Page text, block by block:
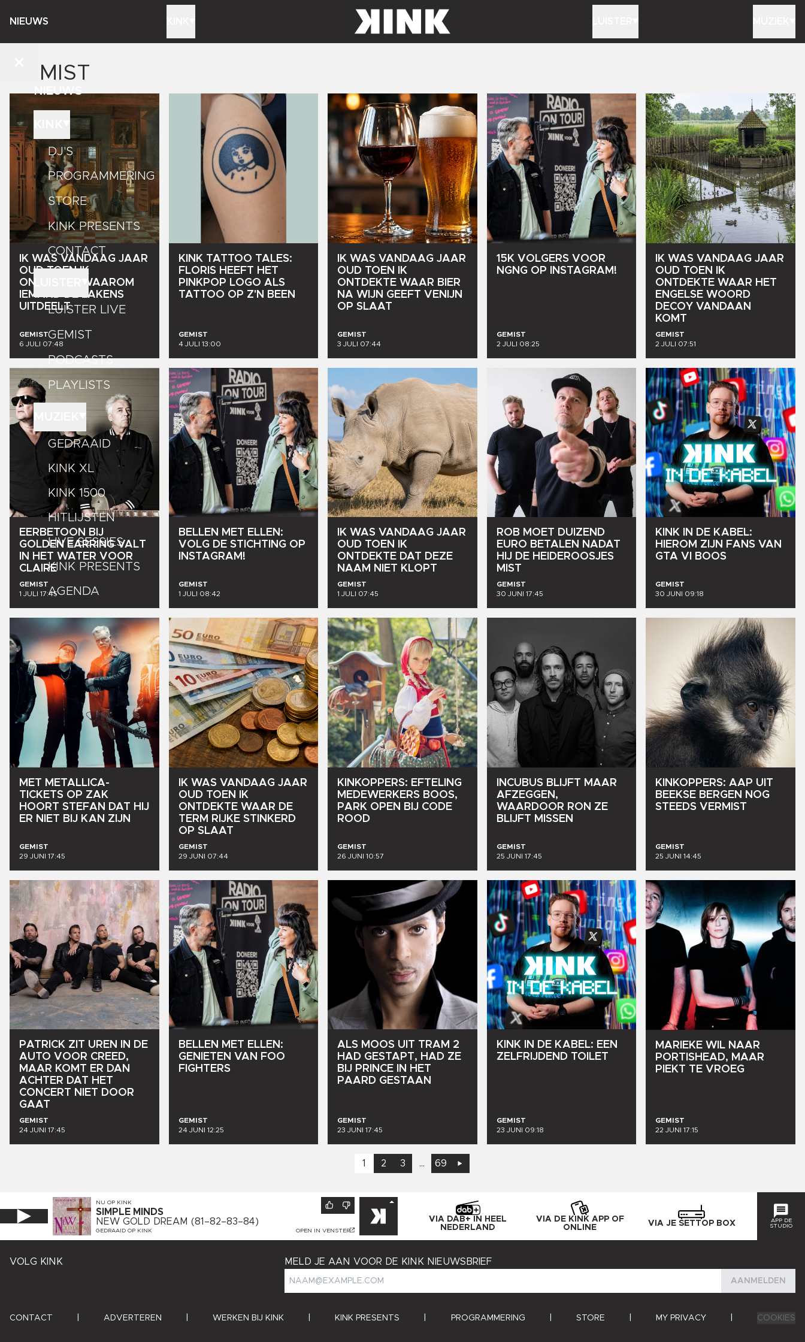
NIEUWS
NIEUWS
DJ'S
PROGRAMMERING
STORE
KINK PRESENTS
CONTACT
LUISTER LIVE
GEMIST
PODCASTS
PLAYLISTS
GEDRAAID
KINK XL
KINK 1500
HITLIJSTEN
LIVE SESSIES
KINK PRESENTS
AGENDA
GEMIST
IK WAS VANDAAG JAAR
OUD TOEN IK
ONTDEKTE
WAAROM
IEMAND
LAKENS
UITDEELT
GEMIST
6 JULI 07:48
KINK TATTOO TALES:
FLORIS HEEFT HET
PINKPOP LOGO ALS
TATTOO OP Z'N BEEN
GEMIST
4 JULI 13:00
IK WAS VANDAAG JAAR
OUD TOEN
IK
ONTDEKTE WAAR BIER
NA WIJN GEEFT VENIJN
OP SLAAT
GEMIST
3 JULI 07:44
15K VOLGERS VOOR
NGNG OP INSTAGRAM!
GEMIST
2 JULI 08:25
IK WAS VANDAAG JAAR
OUD TOEN
IK
ONTDEKTE WAAR HET
ENGELSE WOORD
DECOY VANDAAN
KOMT
GEMIST
2 JULI 07:51
EERBETOON
BIJ
GOLDEN EARRING VALT
IN
HET WATER VOOR
CLAIRE
GEMIST
1 JULI 17:45
BELLEN MET ELLEN:
VOLG DE STICHTING OP
INSTAGRAM!
GEMIST
1 JULI 08:42
IK WAS VANDAAG JAAR
OUD TOEN
IK
ONTDEKTE DAT DEZE
NAAM
NIET KLOPT
GEMIST
1 JULI 07:45
ROB MOET DUIZEND
EURO BETALEN
NADAT
HIJ DE HEIDEROOSJES
MIST
GEMIST
30 JUNI 17:45
KINK IN DE KABEL:
HIEROM ZIJN FANS VAN
GTA VI BOOS
GEMIST
30 JUNI 09:18
MET METALLICA-
TICKETS OP ZAK
HOORT STEFAN DAT HIJ
ER NIET BIJ KAN ZIJN
GEMIST
29 JUNI 17:45
IK WAS VANDAAG JAAR
OUD TOEN
IK
ONTDEKTE WAAR DE
TERM
RIJKE STINKERD
OP SLAAT
GEMIST
29 JUNI 07:44
KINKOPPERS: EFTELING
MEDEWERKERS BOOS,
PARK OPEN BIJ CODE
ROOD
GEMIST
26 JUNI 10:57
INCUBUS BLIJFT MAAR
AFZEGGEN,
WAARDOOR RON ZE
BLIJFT MISSEN
GEMIST
25 JUNI 17:45
KINKOPPERS: AAP UIT
BEEKSE BERGEN
NOG
STEEDS VERMIST
GEMIST
25 JUNI 14:45
PATRICK ZIT UREN IN
DE
AUTO VOOR CREED,
MAAR KOMT ER DAN
ACHTER DAT
HET
CONCERT
NIET
DOOR
GAAT
GEMIST
24 JUNI 17:45
BELLEN MET
ELLEN:
GENIETEN VAN
FOO
FIGHTERS
GEMIST
24 JUNI 12:25
ALS MOOS UIT TRAM 2
HAD GESTAPT, HAD ZE
BIJ PRINCE IN
HET
PAARD GESTAAN
GEMIST
23 JUNI 17:45
KINK IN DE KABEL: EEN
ZELFRIJDEND
TOILET
GEMIST
23 JUNI 09:18
MARIEKE WIL NAAR
PORTISHEAD, MAAR
PIEKT TE VROEG
GEMIST
22 JUNI 17:15
1 2 3 ... 69
NU OP KINK
SIMPLE MINDS
NEW GOLD DREAM (81–82–83–84)
GEDRAAID OP KINK OPEN IN VENSTER
VIA DAB+ IN HEEL
NEDERLAND
VIA DE KINK APP OF
ONLINE
VIA JE SETTOP BOX
APP DE
STUDIO
VOLG KINK MELD JE AAN VOOR DE KINK NIEUWSBRIEF
AANMELDEN
CONTACT ADVERTEREN WERKEN BIJ KINK KINK PRESENTS PROGRAMMERING STORE MY PRIVACY COOKIES